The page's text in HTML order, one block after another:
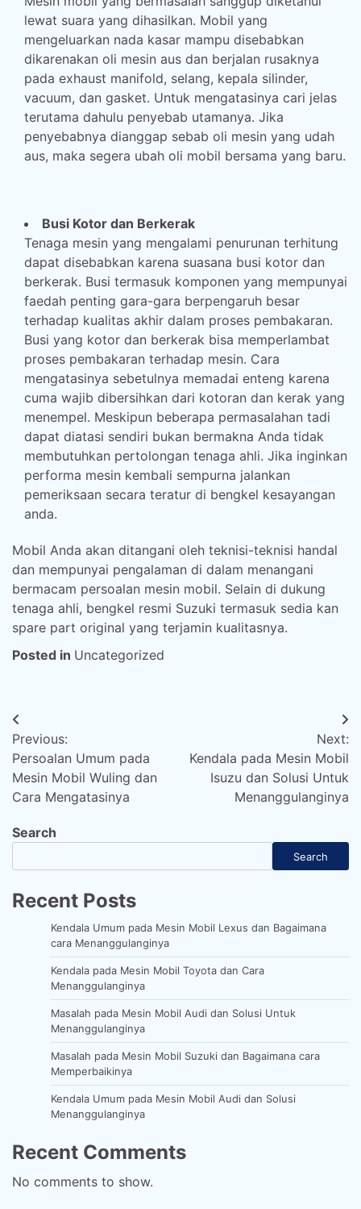
lewat suara yang dihasilkan. Mobil yang
mengeluarkan nada kasar mampu disebabkan
dikarenakan oli mesin aus dan berjalan rusaknya
pada exhaust manifold, selang, kepala silinder,
vacuum, dan gasket. Untuk mengatasinya cari jelas
terutama dahulu penyebab utamanya. Jika
penyebabnya dianggap sebab oli mesin yang udah
aus, maka segera ubah oli mobil bersama yang baru.
Busi Kotor dan Berkerak
Tenaga mesin yang mengalami penurunan terhitung
dapat disebabkan karena suasana busi kotor dan
berkerak. Busi termasuk komponen yang mempunyai
faedah penting gara-gara berpengaruh besar
terhadap kualitas akhir dalam proses pembakaran.
Busi yang kotor dan berkerak bisa memperlambat
proses pembakaran terhadap mesin. Cara
mengatasinya sebetulnya memadai enteng karena
cuma wajib dibersihkan dari kotoran dan kerak yang
menempel. Meskipun beberapa permasalahan tadi
dapat diatasi sendiri bukan bermakna Anda tidak
membutuhkan pertolongan tenaga ahli. Jika inginkan
performa mesin kembali sempurna jalankan
pemeriksaan secara teratur di bengkel kesayangan
anda.
Mobil Anda akan ditangani oleh teknisi-teknisi handal
dan mempunyai pengalaman di dalam menangani
bermacam persoalan mesin mobil. Selain di dukung
tenaga ahli, bengkel resmi Suzuki termasuk sedia kan
spare part original yang terjamin kualitasnya.
Posted in Uncategorized
Post
navigation
Previous:
Persoalan Umum pada
Mesin Mobil Wuling dan
Cara Mengatasinya
Next:
Kendala pada Mesin Mobil
Isuzu dan Solusi Untuk
Menanggulanginya
Search
Search
Recent Posts
Kendala Umum pada Mesin Mobil Lexus dan Bagaimana
cara Menanggulanginya
Kendala pada Mesin Mobil Toyota dan Cara
Menanggulanginya
Masalah pada Mesin Mobil Audi dan Solusi Untuk
Menanggulanginya
Masalah pada Mesin Mobil Suzuki dan Bagaimana cara
Memperbaikinya
Kendala Umum pada Mesin Mobil Audi dan Solusi
Menanggulanginya
Recent Comments
No comments to show.